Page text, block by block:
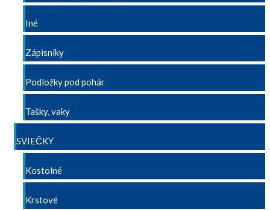
Iné
Zápisníky
Podložky pod pohár
Tašky, vaky
SVIEČKY
Kostolné
Krstové